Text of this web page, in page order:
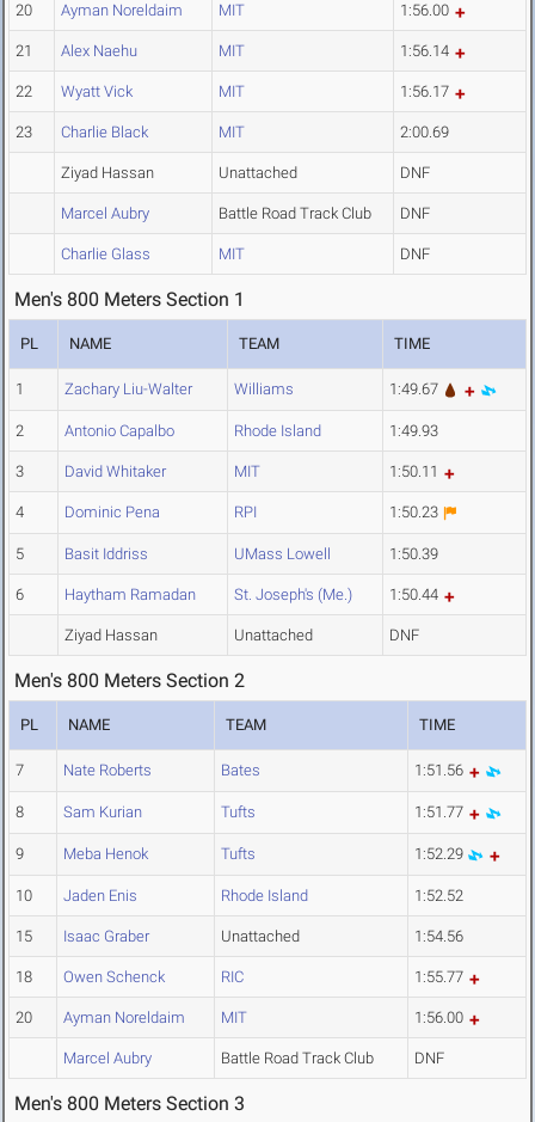
20 Ayman Noreldaim MIT 1:56.00
21 Alex Naehu MIT 1:56.14
22 Wyatt Vick MIT 1:56.17
23 Charlie Black MIT 2:00.69
Ziyad Hassan Unattached DNF
Marcel Aubry Battle Road Track Club DNF
Charlie Glass MIT DNF
Men's 800 Meters Section 1
PL NAME TEAM TIME
1 Zachary Liu-Walter Williams 1:49.67
2 Antonio Capalbo Rhode Island 1:49.93
3 David Whitaker MIT 1:50.11
4 Dominic Pena RPI 1:50.23
5 Basit Iddriss UMass Lowell 1:50.39
6 Haytham Ramadan St. Joseph's (Me.) 1:50.44
Ziyad Hassan Unattached DNF
Men's 800 Meters Section 2
PL NAME TEAM TIME
7 Nate Roberts Bates 1:51.56
8 Sam Kurian Tufts 1:51.77
9 Meba Henok Tufts 1:52.29
10 Jaden Enis Rhode Island 1:52.52
15 Isaac Graber Unattached 1:54.56
18 Owen Schenck RIC 1:55.77
20 Ayman Noreldaim MIT 1:56.00
Marcel Aubry Battle Road Track Club DNF
Men's 800 Meters Section 3